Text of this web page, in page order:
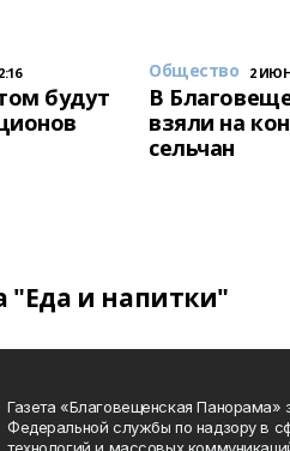
будут
Общество 2
В
взяли на
сельчан
"Еда и напитки"
Газета «Благовещенская Панорама»
Федеральной службы по надзору в